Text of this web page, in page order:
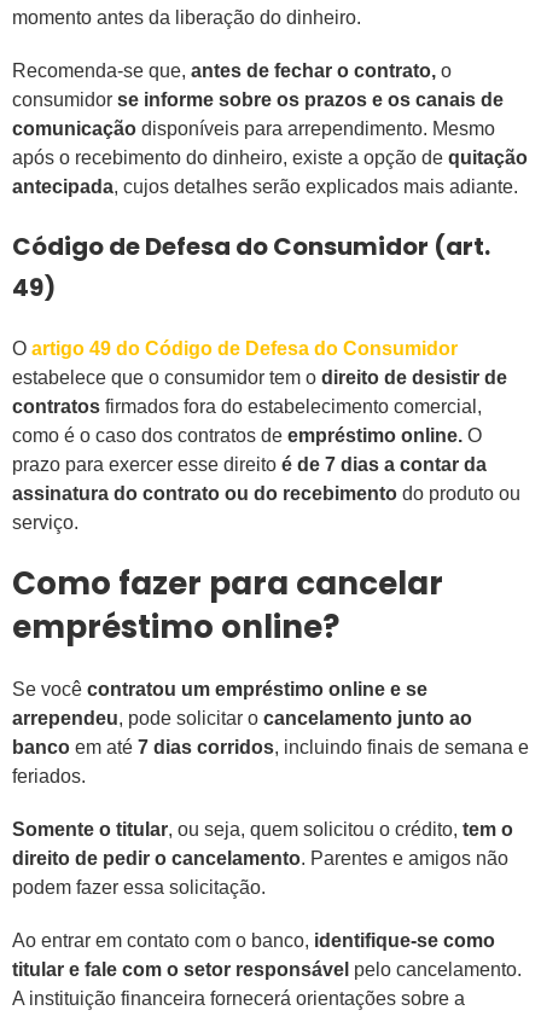
momento antes da liberação do dinheiro.
Recomenda-se que, antes de fechar o contrato, o
consumidor se informe sobre os prazos e os canais de
comunicação disponíveis para arrependimento. Mesmo
após o recebimento do dinheiro, existe a opção de quitação
antecipada, cujos detalhes serão explicados mais adiante.
Código de Defesa do Consumidor (art.
49)
O artigo 49 do Código de Defesa do Consumidor
estabelece que o consumidor tem o direito de desistir de
contratos firmados fora do estabelecimento comercial,
como é o caso dos contratos de empréstimo online. O
prazo para exercer esse direito é de 7 dias a contar da
assinatura do contrato ou do recebimento do produto ou
serviço.
Como fazer para cancelar
empréstimo online?
Se você contratou um empréstimo online e se
arrependeu, pode solicitar o cancelamento junto ao
banco em até 7 dias corridos, incluindo finais de semana e
feriados.
Somente o titular, ou seja, quem solicitou o crédito, tem o
direito de pedir o cancelamento. Parentes e amigos não
podem fazer essa solicitação.
Ao entrar em contato com o banco, identifique-se como
titular e fale com o setor responsável pelo cancelamento.
A instituição financeira fornecerá orientações sobre a